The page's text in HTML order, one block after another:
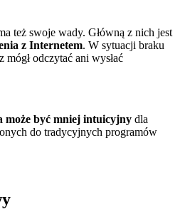
też swoje wady. Główną z nich jest
z Internetem. W sytuacji braku
mógł odczytać ani wysłać
może być mniej intuicyjny dla
do tradycyjnych programów